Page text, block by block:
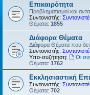
Επικαιρότητα
Προβληματισμοί και
Συντονιστής:
Θέματα: 1855
Διάφορα Θέματα
Διάφορα Θέματα που
Συντονιστής:
Υπο-συζήτηση:
Οι
Θέματα: 1762
Εκκλησιαστική
Συντονιστής:
Θέματα: 702